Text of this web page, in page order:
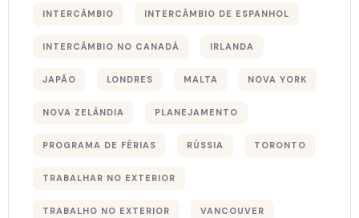
INTERCÂMBIO INTERCÂMBIO DE ESPANHOL
INTERCÂMBIO NO CANADÁ IRLANDA
JAPÃO LONDRES MALTA NOVA YORK
NOVA ZELÂNDIA PLANEJAMENTO
PROGRAMA DE FÉRIAS RÚSSIA TORONTO
TRABALHAR NO EXTERIOR
TRABALHO NO EXTERIOR VANCOUVER